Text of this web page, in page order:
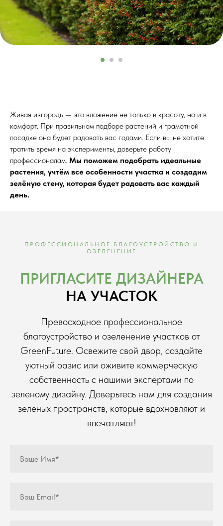
Живая изгородь — это вложение не только в красоту, но и в
комфорт. При правильном подборе растений и грамотной
посадке она будет радовать вас годами. Если вы не хотите
тратить время на эксперименты, доверьте работу
профессионалам. Мы поможем подобрать идеальные
растения, учтём все особенности участка и создадим
зелёную стену, которая будет радовать вас каждый
день.
ПРОФЕССИОНАЛЬНОЕ БЛАГОУСТРОЙСТВО И
ОЗЕЛЕНЕНИЕ
ПРИГЛАСИТЕ ДИЗАЙНЕРА
НА УЧАСТОК
Превосходное профессиональное
благоустройство и озеленение участков от
GreenFuture. Освежите свой двор, создайте
уютный оазис или оживите коммерческую
собственность с нашими экспертами по
зеленому дизайну. Доверьтесь нам для создания
зеленых пространств, которые вдохновляют и
впечатляют!